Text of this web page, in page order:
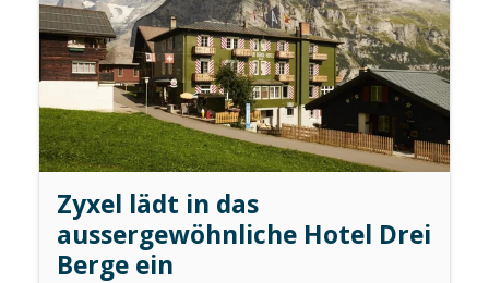
Zyxel lädt in das
aussergewöhnliche Hotel Drei
Berge ein